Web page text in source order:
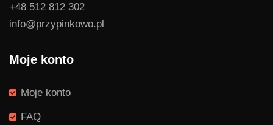
+48 512 812 302
info@przypinkowo.pl
Moje konto
Moje konto
FAQ